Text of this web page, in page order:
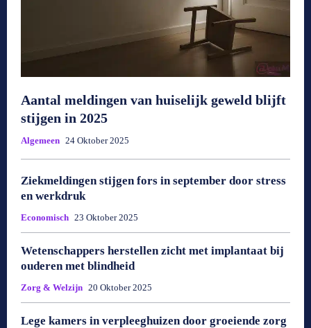
Aantal meldingen van huiselijk geweld blijft
stijgen in 2025
Algemeen 24 Oktober 2025
Ziekmeldingen stijgen fors in september door stress
en werkdruk
Economisch 23 Oktober 2025
Wetenschappers herstellen zicht met implantaat bij
ouderen met blindheid
Zorg & Welzijn 20 Oktober 2025
Lege kamers in verpleeghuizen door groeiende zorg